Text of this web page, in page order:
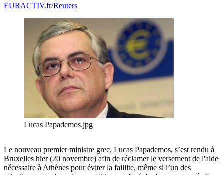
EURACTIV.fr/Reuters
Lucas Papademos.jpg
Le nouveau premier ministre grec, Lucas Papademos, s’est rendu à
Bruxelles hier (20 novembre) afin de réclamer le versement de l'aide
nécessaire à Athènes pour éviter la faillite, même si l’un des